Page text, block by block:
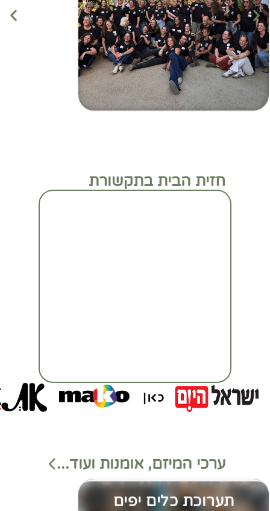
חזית הבית בתקשורת
מעבר לכתבה המלאה
ערכי המיזם, אומנות ועוד...
תערוכת כלים יפים